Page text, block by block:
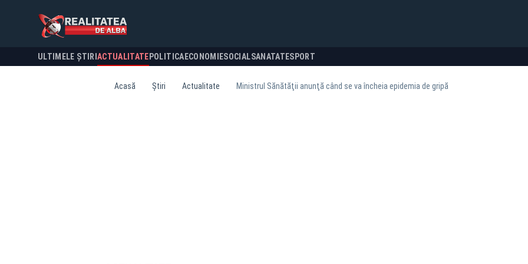
ULTIMELE ȘTIRI ACTUALITATE POLITICA ECONOMIESOCIALSANATATESPORT
Acasă Știri Actualitate Ministrul Sănătăţii anunţă când se va încheia epidemia de gripă